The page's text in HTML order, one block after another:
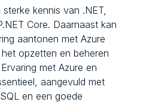
kennis van .NET,
Core. Daarnaast kan
aantonen met Azure
opzetten en beheren
met Azure en
aangevuld met
en een goede